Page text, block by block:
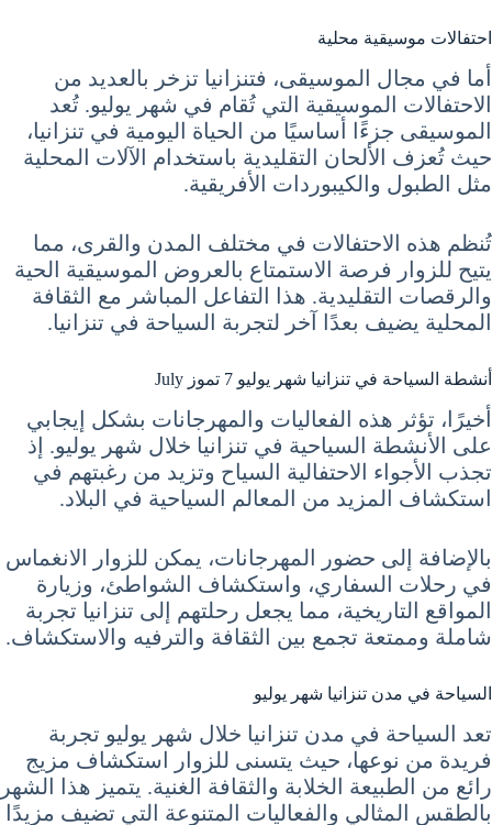
احتفالات موسيقية محلية
أما في مجال الموسيقى، فتنزانيا تزخر بالعديد من
الاحتفالات الموسيقية التي تُقام في شهر يوليو. تُعد
الموسيقى جزءًا أساسيًا من الحياة اليومية في تنزانيا،
حيث تُعزف الألحان التقليدية باستخدام الآلات المحلية
مثل الطبول والكيبوردات الأفريقية.
تُنظم هذه الاحتفالات في مختلف المدن والقرى، مما
يتيح للزوار فرصة الاستمتاع بالعروض الموسيقية الحية
والرقصات التقليدية. هذا التفاعل المباشر مع الثقافة
المحلية يضيف بعدًا آخر لتجربة السياحة في تنزانيا.
أنشطة السياحة في تنزانيا شهر يوليو 7 تموز July
أخيرًا، تؤثر هذه الفعاليات والمهرجانات بشكل إيجابي
على الأنشطة السياحية في تنزانيا خلال شهر يوليو. إذ
تجذب الأجواء الاحتفالية السياح وتزيد من رغبتهم في
استكشاف المزيد من المعالم السياحية في البلاد.
بالإضافة إلى حضور المهرجانات، يمكن للزوار الانغماس
في رحلات السفاري، واستكشاف الشواطئ، وزيارة
المواقع التاريخية، مما يجعل رحلتهم إلى تنزانيا تجربة
شاملة وممتعة تجمع بين الثقافة والترفيه والاستكشاف.
السياحة في مدن تنزانيا شهر يوليو
تعد السياحة في مدن تنزانيا خلال شهر يوليو تجربة
فريدة من نوعها، حيث يتسنى للزوار استكشاف مزيج
رائع من الطبيعة الخلابة والثقافة الغنية. يتميز هذا الشهر
بالطقس المثالي والفعاليات المتنوعة التي تضيف مزيدًا